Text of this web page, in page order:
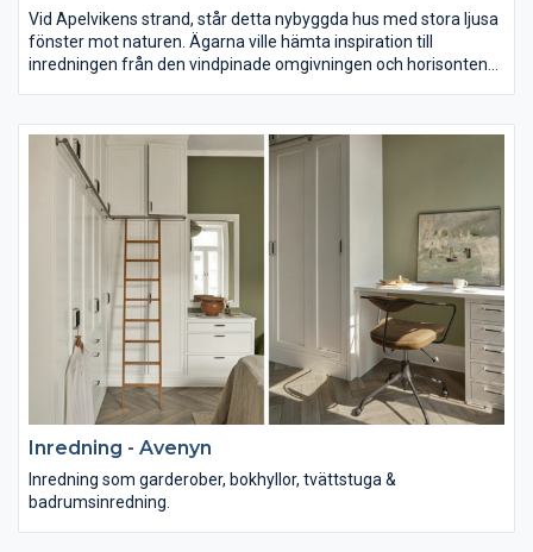
Vid Apelvikens strand, står detta nybyggda hus med stora ljusa
fönster mot naturen. Ägarna ville hämta inspiration till
inredningen från den vindpinade omgivningen och horisontens
Inredning - Avenyn
Inredning som garderober, bokhyllor, tvättstuga &
badrumsinredning.